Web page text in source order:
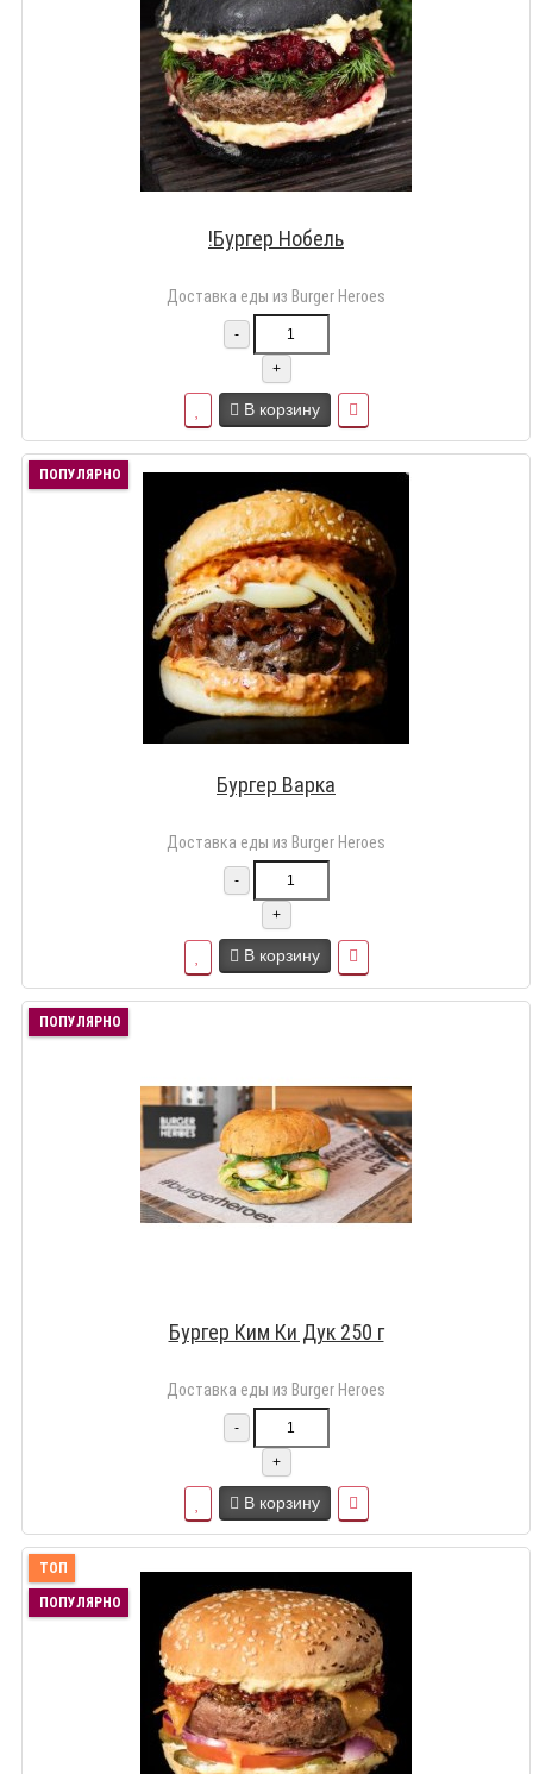
!Бургер Нобель
Доставка еды из Burger Heroes
-
+
В корзину
ПОПУЛЯРНО
Бургер Варка
Доставка еды из Burger Heroes
-
+
В корзину
ПОПУЛЯРНО
Бургер Ким Ки Дук 250 г
Доставка еды из Burger Heroes
-
+
В корзину
ТОП
ПОПУЛЯРНО